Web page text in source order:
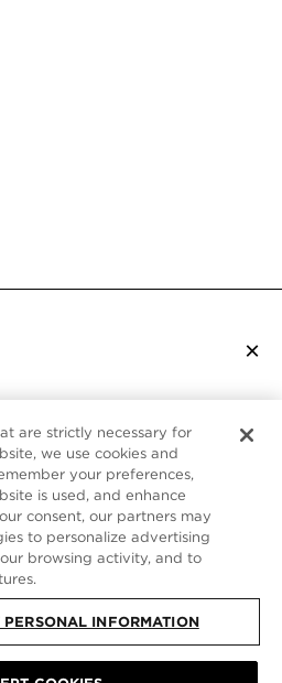
×
us from United States,
our France store.
to your local site?
UNITED STATES
BROWSING HERE
are strictly necessary for
we use cookies and
your preferences,
is used, and enhance
consent, our partners may
to personalize advertising
browsing activity, and to
INFORMATION